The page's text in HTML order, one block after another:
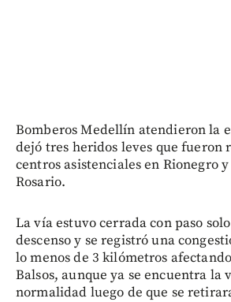
Bomberos Medellín atendieron la
dejó tres heridos leves que fueron
centros asistenciales en Rionegro
Rosario.
La vía estuvo cerrada con paso
descenso y se registró una
lo menos de 3 kilómetros
Balsos, aunque ya se encuentra la
normalidad luego de que se